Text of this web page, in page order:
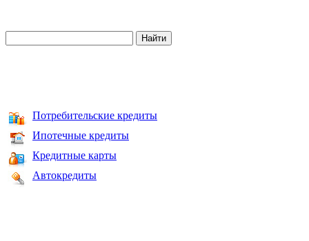
Потребительские кредиты
Ипотечные кредиты
Кредитные карты
Автокредиты